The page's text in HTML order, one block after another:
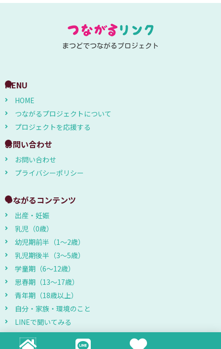
まつどでつながるプロジェクト
MENU
HOME
つながるプロジェクトについて
プロジェクトを応援する
お問い合わせ
お問い合わせ
プライバシーポリシー
つながるコンテンツ
出産・妊娠
乳児（0歳）
幼児期前半（1～2歳）
乳児期後半（3～5歳）
学童期（6～12歳）
思春期（13～17歳）
青年期（18歳以上）
自分・家族・環境のこと
LINEで聞いてみる